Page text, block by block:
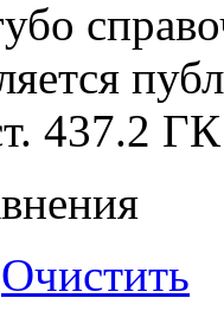
437.2
Очистить